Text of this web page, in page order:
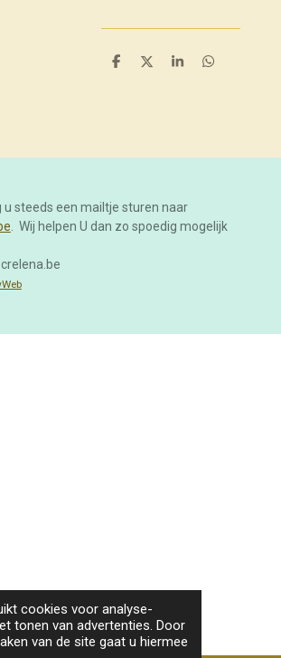
cookies voor analyse-
tonen van advertenties. Door
van de site gaat u hiermee
D
D
S
D
u steeds een mailtje sturen naar
. Wij helpen U dan zo spoedig mogelijk